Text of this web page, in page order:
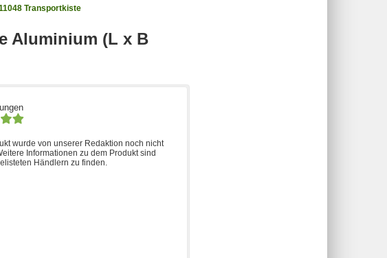
Transportkiste
Aluminium (L x B
wurde von unserer Redaktion noch nicht
Informationen zu dem Produkt sind
Händlern zu finden.